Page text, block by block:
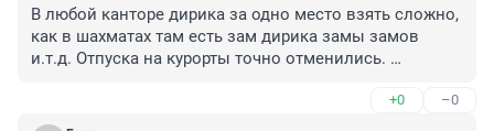
В любой канторе дирика за одно место взять сложно,
как в шахматах там есть зам дирика замы замов
и.т.д. Отпуска на курорты точно отменились.
+0 –0